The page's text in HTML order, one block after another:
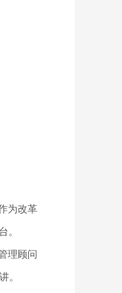
为改革
。
理顾问
。